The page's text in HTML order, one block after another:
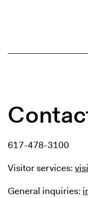
617-478-3100
Visitor services:
General inquiries: